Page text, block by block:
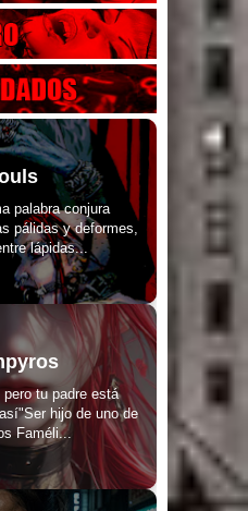
palabra conjura
pálidas y deformes,
lápidas...
tu padre está
hijo de uno de
Faméli...